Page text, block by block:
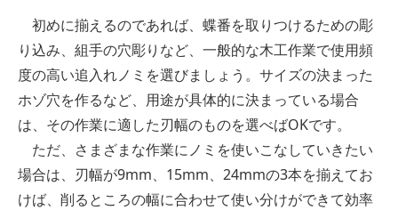
初めに揃えるのであれば、蝶番を取りつけるための彫
り込み、組手の穴彫りなど、一般的な木工作業で使用頻
度の高い追入れノミを選びましょう。サイズの決まった
ホゾ穴を作るなど、用途が具体的に決まっている場合
は、その作業に適した刃幅のものを選べばOKです。
ただ、さまざまな作業にノミを使いこなしていきたい
場合は、刃幅が9mm、15mm、24mmの3本を揃えてお
けば、削るところの幅に合わせて使い分けができて効率